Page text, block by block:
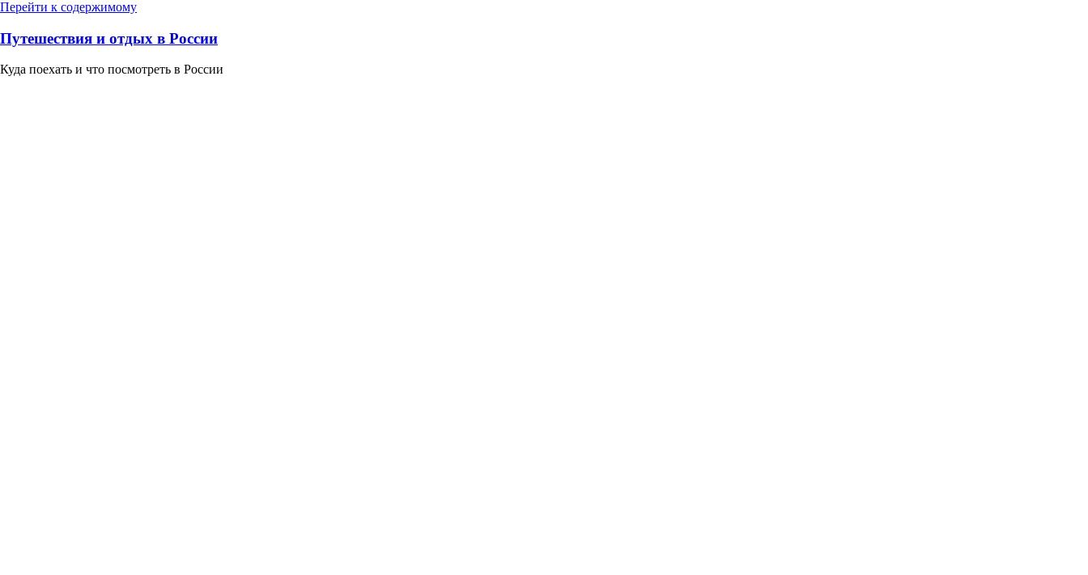
Перейти к содержимому
Путешествия и отдых в России
Куда поехать и что посмотреть в России